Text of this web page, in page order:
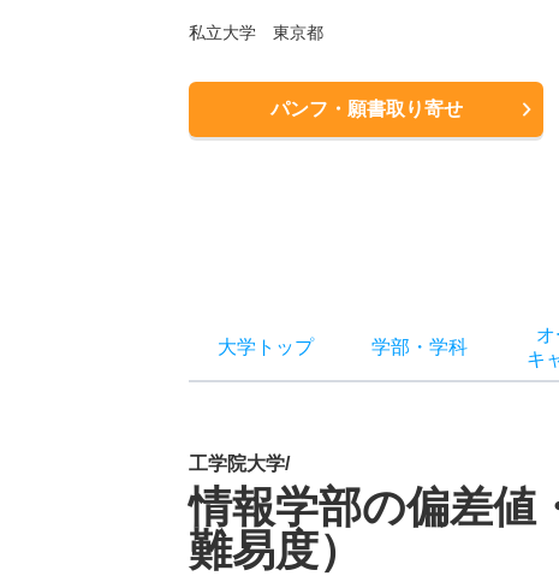
私立大学 東京都
パンフ・願書取り寄せ
大学トップ 学部 ・ 学科
オ
キ
工学院大学/
情報学部の偏差値
難易度）